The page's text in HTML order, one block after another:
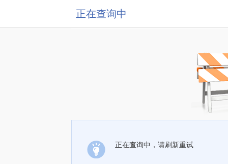
正在查询中
正在查询中，请刷新重试